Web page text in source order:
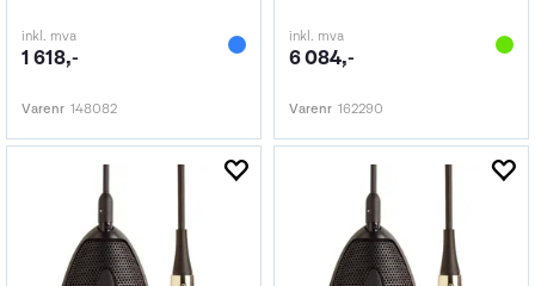
inkl. mva
1 618,-
Varenr 148082
inkl. mva
6 084,-
Varenr 162290